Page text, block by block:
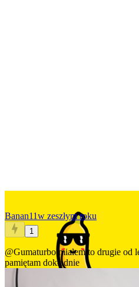
Banan11w zeszłym roku
1
@Gumaturbomiałem to drugie od
pamiętam dokładnie